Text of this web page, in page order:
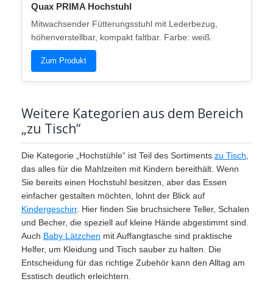
Quax PRIMA Hochstuhl
Mitwachsender Fütterungsstuhl mit Lederbezug,
höhenverstellbar, kompakt faltbar. Farbe: weiß.
Zum Produkt
Weitere Kategorien aus dem Bereich
„zu Tisch“
Die Kategorie „Hochstühle“ ist Teil des Sortiments zu Tisch
das alles für die Mahlzeiten mit Kindern bereithält. Wenn
Sie bereits einen Hochstuhl besitzen, aber das Essen
einfacher gestalten möchten, lohnt der Blick auf
Kindergeschirr. Hier finden Sie bruchsichere Teller, Schalen
und Becher, die speziell auf kleine Hände abgestimmt sind.
Auch Baby Lätzchen mit Auffangtasche sind praktische
Helfer, um Kleidung und Tisch sauber zu halten. Die
Entscheidung für das richtige Zubehör kann den Alltag am
Esstisch deutlich erleichtern.